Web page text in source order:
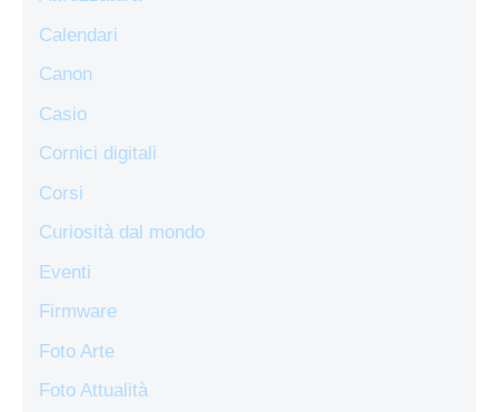
Calendari
Canon
Casio
Cornici digitali
Corsi
Curiosità dal mondo
Eventi
Firmware
Foto Arte
Foto Attualità